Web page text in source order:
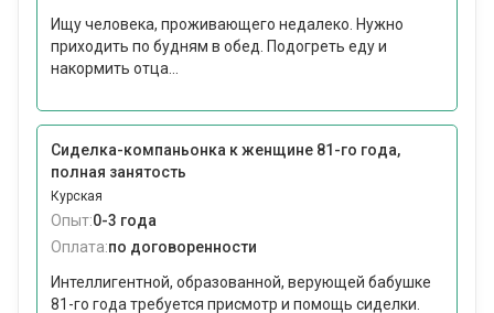
Ищу человека, проживающего недалеко. Нужно
приходить по будням в обед. Подогреть еду и
накормить отца...
Сиделка-компаньонка к женщине 81-го года,
полная занятость
Курская
Опыт:0-3 года
Оплата:по договоренности
Интеллигентной, образованной, верующей бабушке
81-го года требуется присмотр и помощь сиделки.